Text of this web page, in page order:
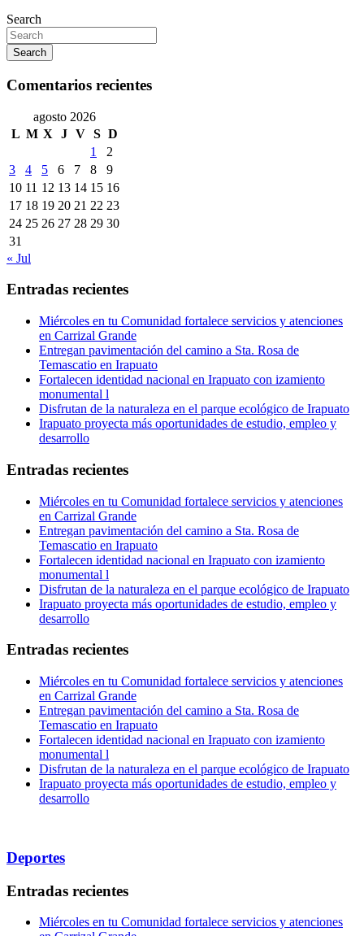
Search
Search
Comentarios recientes
agosto 2026
L M X J V S D
1
2
3
4 5 6 7 8
9
10 11 12 13 14 15 16
17 18 19 20 21 22 23
24 25 26 27 28 29 30
31
« Jul
Entradas recientes
Miércoles en tu Comunidad fortalece servicios y atenciones
en Carrizal Grande
Entregan pavimentación del camino a Sta. Rosa de
Temascatio en Irapuato
Fortalecen identidad nacional en Irapuato con izamiento
monumental l
Disfrutan de la naturaleza en el parque ecológico de Irapuato
Irapuato proyecta más oportunidades de estudio, empleo y
desarrollo
Entradas recientes
Miércoles en tu Comunidad fortalece servicios y atenciones
en Carrizal Grande
Entregan pavimentación del camino a Sta. Rosa de
Temascatio en Irapuato
Fortalecen identidad nacional en Irapuato con izamiento
monumental l
Disfrutan de la naturaleza en el parque ecológico de Irapuato
Irapuato proyecta más oportunidades de estudio, empleo y
desarrollo
Entradas recientes
Miércoles en tu Comunidad fortalece servicios y atenciones
en Carrizal Grande
Entregan pavimentación del camino a Sta. Rosa de
Temascatio en Irapuato
Fortalecen identidad nacional en Irapuato con izamiento
monumental l
Disfrutan de la naturaleza en el parque ecológico de Irapuato
Irapuato proyecta más oportunidades de estudio, empleo y
desarrollo
Deportes
Entradas recientes
Miércoles en tu Comunidad fortalece servicios y atenciones